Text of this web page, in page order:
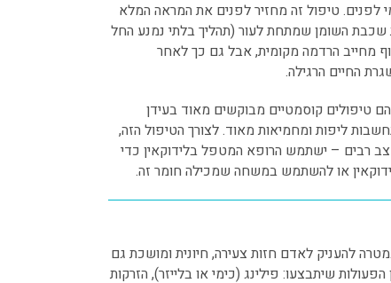
לפנים. טיפול זה מחזיר לפנים את המראה המלא
שכבת השומן שמתחת לעור (תהליך בלתי נמנע החל
מחייב הרדמה מקומית, אבל גם כך לאחר
החיים הרגילה.
טיפולים קוסמטיים מבוקשים מאוד בעידן
ליפות ומחמיאות מאוד. לצורך הטיפול הזה,
רבים – ישתמש הרופא המטפל בלידוקאין כדי
או להשתמש במשחה שמכילה חומר זה.
להעניק לאדם חזות צעירה, חיונית ומושכת גם
שיתבצעו: פילינג (כימי או בלייזר), הזרקות